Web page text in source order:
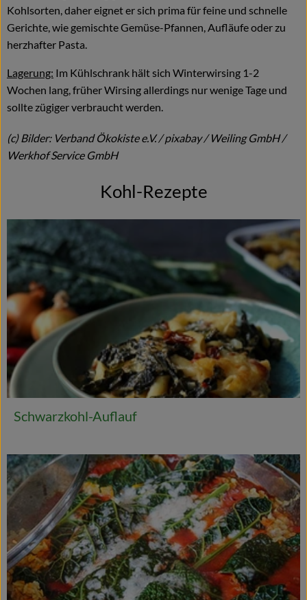
Kohlsorten, daher eignet er sich prima für feine und schnelle
Gerichte, wie gemischte Gemüse-Pfannen, Aufläufe oder zu
herzhafter Pasta.
Lagerung: Im Kühlschrank hält sich Winterwirsing 1-2
Wochen lang, früher Wirsing allerdings nur wenige Tage und
sollte zügiger verbraucht werden.
(c) Bilder: Verband Ökokiste e.V. / pixabay / Weiling GmbH /
Werkhof Service GmbH
Kohl-Rezepte
Schwarzkohl-Auflauf